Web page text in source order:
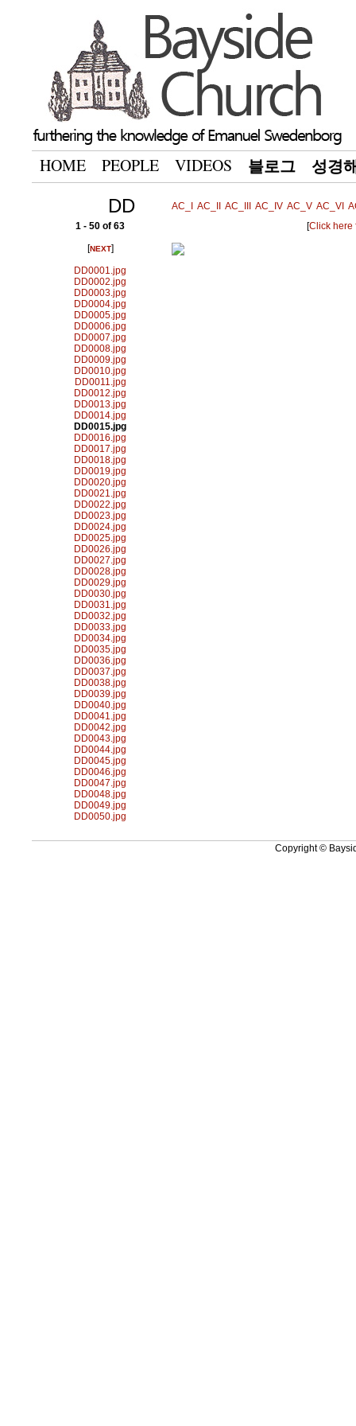
HOME PEOPLE VIDEOS 블로그 성경
DD AC_I AC_II AC_III AC_IV AC_V AC_VI
1 - 50 of 63
[NEXT]
DD0001.jpg
DD0002.jpg
DD0003.jpg
DD0004.jpg
DD0005.jpg
DD0006.jpg
DD0007.jpg
DD0008.jpg
DD0009.jpg
DD0010.jpg
DD0011.jpg
DD0012.jpg
DD0013.jpg
DD0014.jpg
DD0015.jpg
DD0016.jpg
DD0017.jpg
DD0018.jpg
DD0019.jpg
DD0020.jpg
DD0021.jpg
DD0022.jpg
DD0023.jpg
DD0024.jpg
DD0025.jpg
DD0026.jpg
DD0027.jpg
DD0028.jpg
DD0029.jpg
DD0030.jpg
DD0031.jpg
DD0032.jpg
DD0033.jpg
DD0034.jpg
DD0035.jpg
DD0036.jpg
DD0037.jpg
DD0038.jpg
DD0039.jpg
DD0040.jpg
DD0041.jpg
DD0042.jpg
DD0043.jpg
DD0044.jpg
DD0045.jpg
DD0046.jpg
DD0047.jpg
DD0048.jpg
DD0049.jpg
DD0050.jpg
[Click here
Copyright ©